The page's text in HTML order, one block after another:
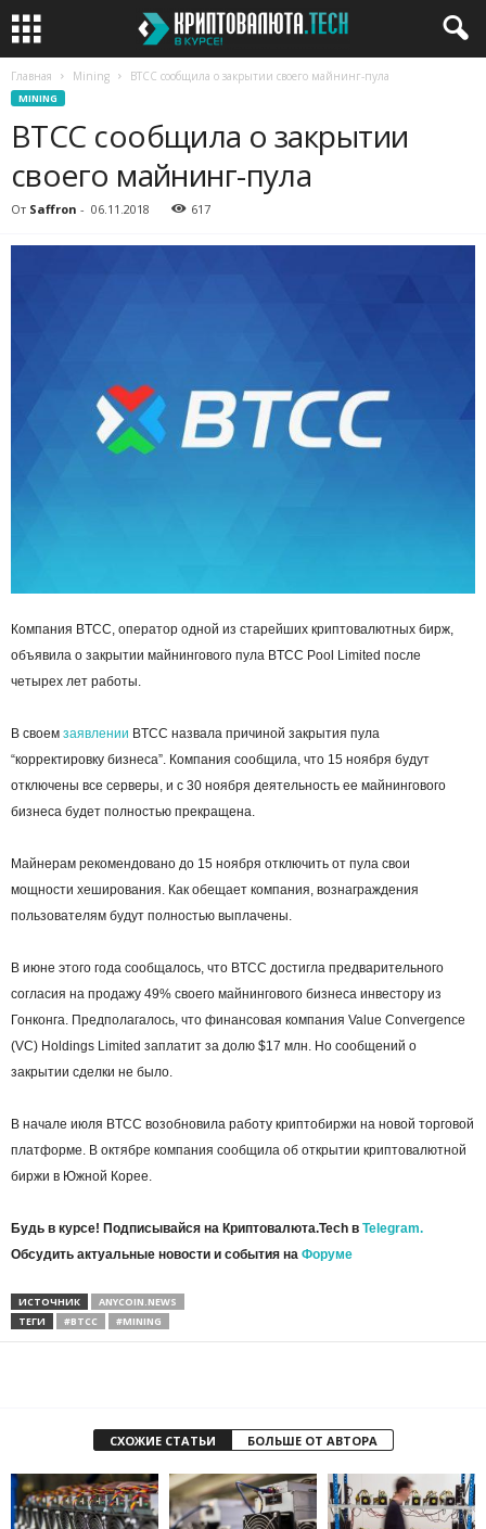
Главная Mining BTCC сообщила о закрытии своего майнинг-пула
MINING
BTCC сообщила о закрытии
своего майнинг-пула
От Saffron - 06.11.2018 617
Компания BTCC, оператор одной из старейших криптовалютных бирж,
объявила о закрытии майнингового пула BTCC Pool Limited после
четырех лет работы.
В своем заявлении BTCC назвала причиной закрытия пула
“корректировку бизнеса”. Компания сообщила, что 15 ноября будут
отключены все серверы, и с 30 ноября деятельность ее майнингового
бизнеса будет полностью прекращена.
Майнерам рекомендовано до 15 ноября отключить от пула свои
мощности хеширования. Как обещает компания, вознаграждения
пользователям будут полностью выплачены.
В июне этого года сообщалось, что BTCC достигла предварительного
согласия на продажу 49% своего майнингового бизнеса инвестору из
Гонконга. Предполагалось, что финансовая компания Value Convergence
(VC) Holdings Limited заплатит за долю $17 млн. Но сообщений о
закрытии сделки не было.
В начале июля BTCC возобновила работу криптобиржи на новой торговой
платформе. В октябре компания сообщила об открытии криптовалютной
биржи в Южной Корее.
Будь в курсе! Подписывайся на Криптовалюта.Tech в Telegram.
Обсудить актуальные новости и события на Форуме
ИСТОЧНИК
ANYCOIN.NEWS
ТЕГИ
#BTCC #MINING
СХОЖИЕ СТАТЬИ БОЛЬШЕ ОТ АВТОРА